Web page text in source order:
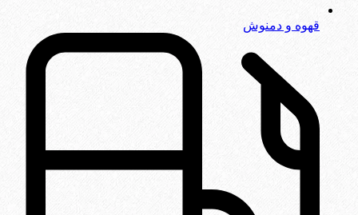
قهوه و دمنوش